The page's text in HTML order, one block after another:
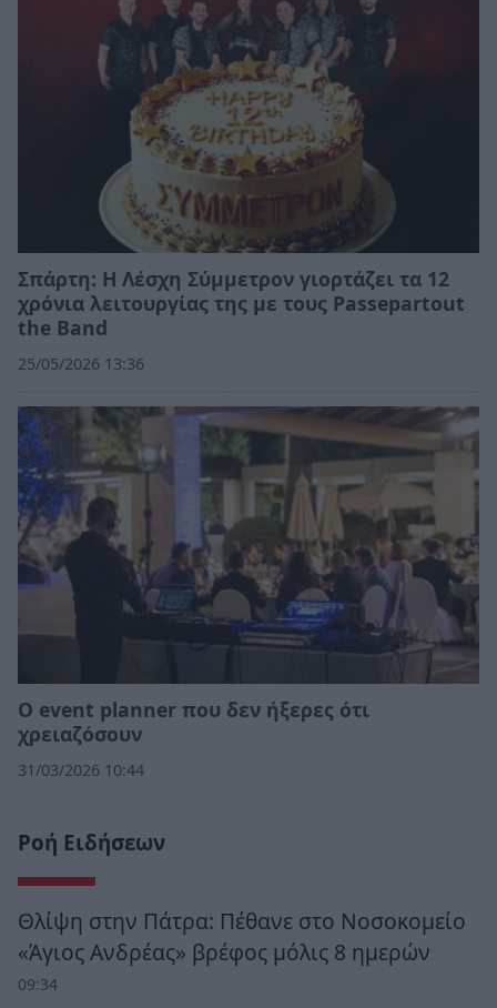
Σπάρτη: Η Λέσχη Σύμμετρον γιορτάζει τα 12
χρόνια λειτουργίας της με τους Passepartout
the Band
25/05/2026 13:36
Ο event planner που δεν ήξερες ότι
χρειαζόσουν
31/03/2026 10:44
Ροή Ειδήσεων
Θλίψη στην Πάτρα: Πέθανε στο Νοσοκομείο
«Άγιος Ανδρέας» βρέφος μόλις 8 ημερών
09:34